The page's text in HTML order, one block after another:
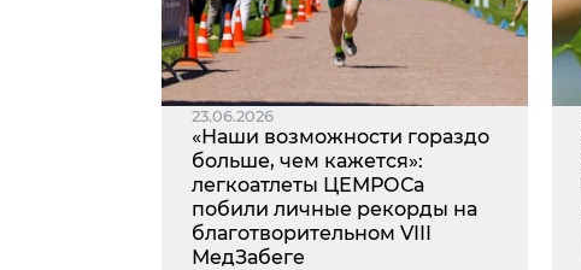
23.06.2026
«Наши возможности гораздо
больше, чем кажется»:
легкоатлеты ЦЕМРОСа
побили личные рекорды на
благотворительном VIII
МедЗабеге